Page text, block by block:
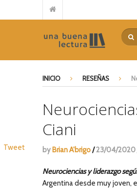
Reseña de “El Señor de la
Guerra de Palabras – Paul
El poder transformador de la
De la idea a la acción – Myles
El costo del discipulado –
La pregunta intermitente –
Repensando el futuro –
INICIO RESEÑAS
Ciani
by Brian A'brigo/23/04/2020
Neurociencias y liderazgo
Argentina desde muy joven,
Tweet